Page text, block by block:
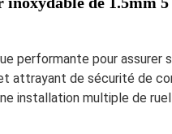
performante pour
attrayant de sécurité de
installation multiple de